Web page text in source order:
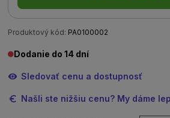
Produktový kód: PA0100002
Dodanie do 14 dní
Sledovať cenu a dostupnosť
Našli ste nižšiu cenu? My dáme